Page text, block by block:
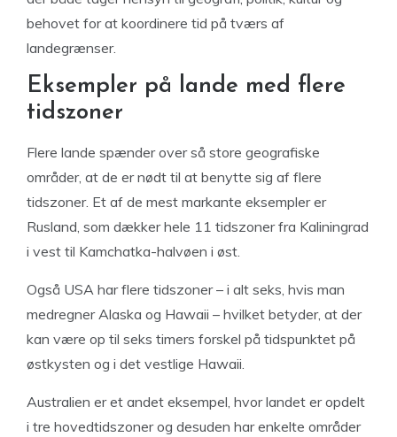
behovet for at koordinere tid på tværs af
landegrænser.
Eksempler på lande med flere
tidszoner
Flere lande spænder over så store geografiske
områder, at de er nødt til at benytte sig af flere
tidszoner. Et af de mest markante eksempler er
Rusland, som dækker hele 11 tidszoner fra Kaliningrad
i vest til Kamchatka-halvøen i øst.
Også USA har flere tidszoner – i alt seks, hvis man
medregner Alaska og Hawaii – hvilket betyder, at der
kan være op til seks timers forskel på tidspunktet på
østkysten og i det vestlige Hawaii.
Australien er et andet eksempel, hvor landet er opdelt
i tre hovedtidszoner og desuden har enkelte områder